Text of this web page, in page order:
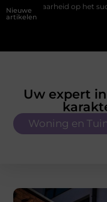
Nieuwe
artikelen
op het succes van
Uw expert
Woning en